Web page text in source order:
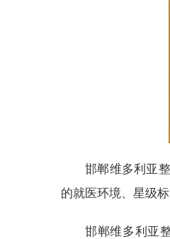
邯郸维多利亚
的就医环境、星级
邯郸维多利亚